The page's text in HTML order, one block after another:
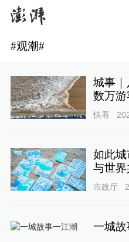
#观潮#
城事｜
数万游
快看
如此城
与世
市政厅
一城